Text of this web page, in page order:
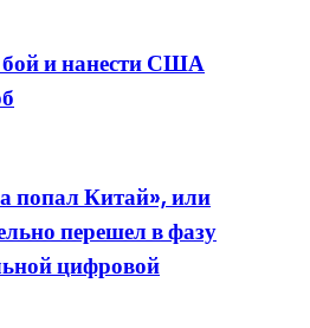
и нанести США
попал Китай», или
перешел в фазу
цифровой